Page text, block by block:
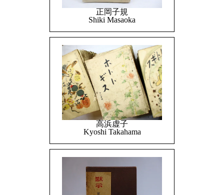
正岡子規
Shiki Masaoka
高浜虚子
Kyoshi Takahama